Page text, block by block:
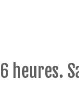
heures.